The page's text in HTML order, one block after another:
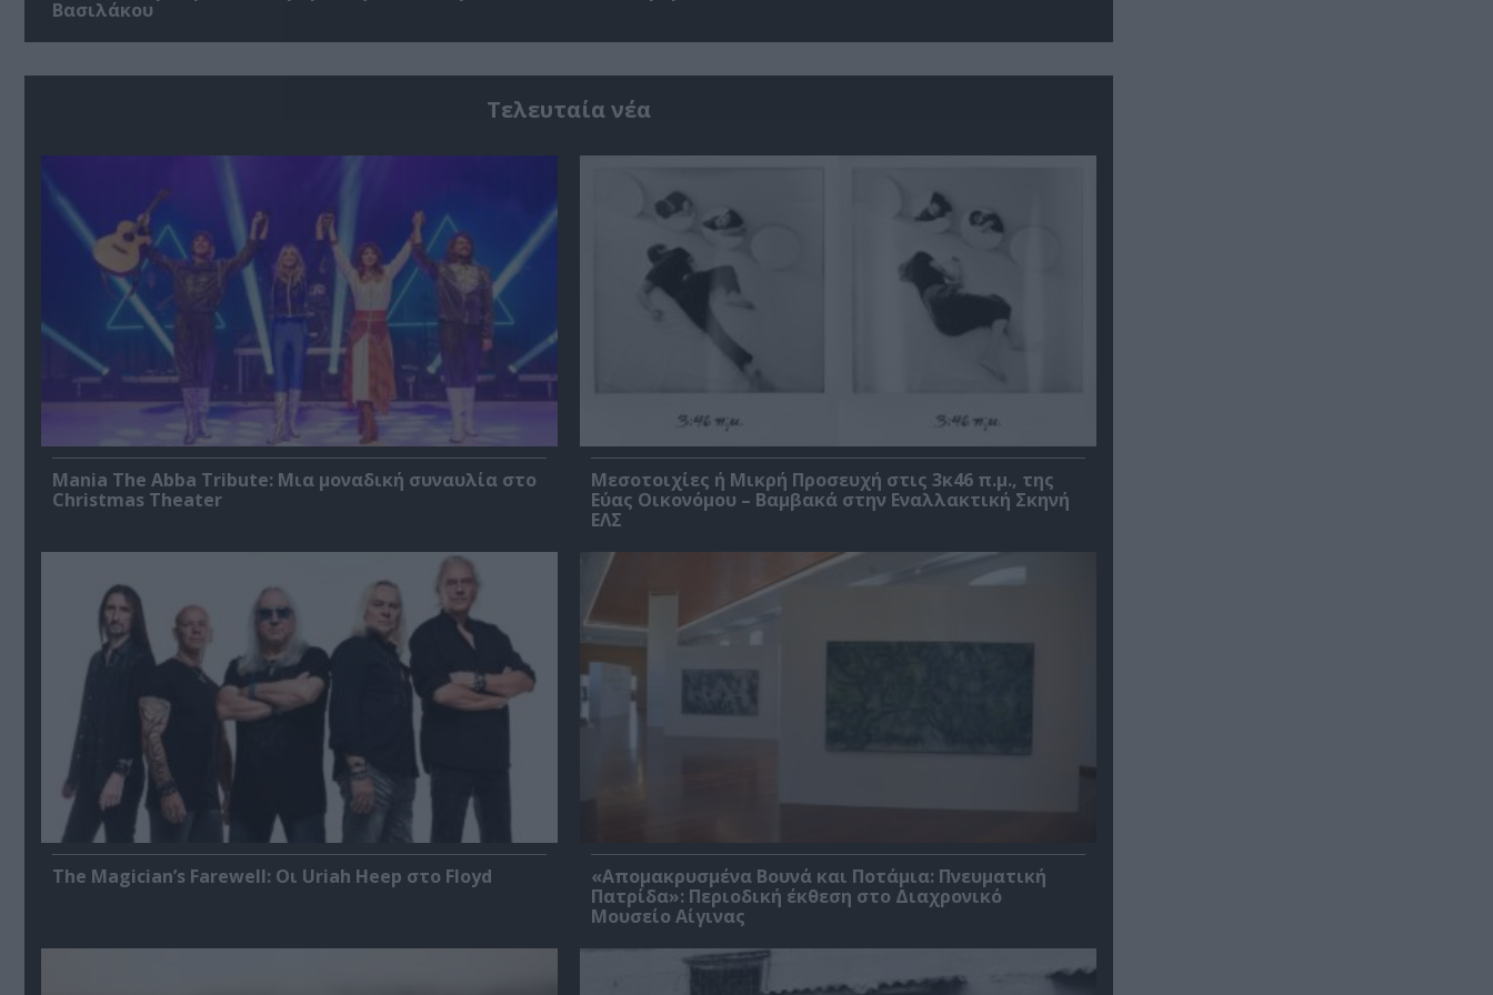
Βασιλάκου
Τελευταία νέα
Mania The Abba Tribute: Μια μοναδική συναυλία στο
Christmas Theater
Μεσοτοιχίες ή Μικρή Προσευχή στις 3κ46 π.μ., της
Εύας Οικονόμου – Βαμβακά στην Εναλλακτική Σκηνή
ΕΛΣ
The Magician’s Farewell: Οι Uriah Heep στο Floyd
«Απομακρυσμένα Βουνά και Ποτάμια: Πνευματική
Πατρίδα»: Περιοδική έκθεση στο Διαχρονικό
Μουσείο Αίγινας